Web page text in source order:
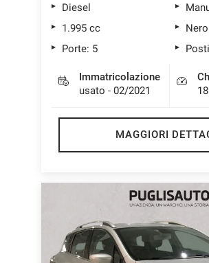
Diesel
1.995 cc
Porte: 5
Immatricolazione
usato - 02/2021
MAGGIORI